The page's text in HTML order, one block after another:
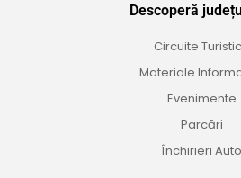
Descoperă
Circuite
Materiale
Evenimente
Parcări
Închirieri Auto